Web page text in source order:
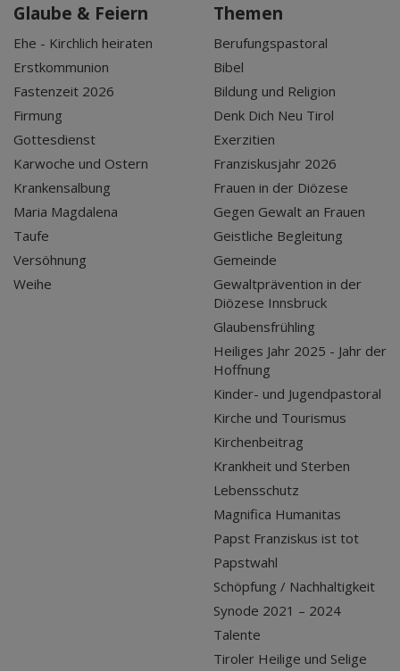
Glaube & Feiern
Ehe - Kirchlich heiraten
Erstkommunion
Fastenzeit 2026
Firmung
Gottesdienst
Karwoche und Ostern
Krankensalbung
Maria Magdalena
Taufe
Versöhnung
Weihe
Themen
Berufungspastoral
Bibel
Bildung und Religion
Denk Dich Neu Tirol
Exerzitien
Franziskusjahr 2026
Frauen in der Diözese
Gegen Gewalt an Frauen
Geistliche Begleitung
Gemeinde
Gewaltprävention in der
Diözese Innsbruck
Glaubensfrühling
Heiliges Jahr 2025 - Jahr der
Hoffnung
Kinder- und Jugendpastoral
Kirche und Tourismus
Kirchenbeitrag
Krankheit und Sterben
Lebensschutz
Magnifica Humanitas
Papst Franziskus ist tot
Papstwahl
Schöpfung / Nachhaltigkeit
Synode 2021 – 2024
Talente
Tiroler Heilige und Selige